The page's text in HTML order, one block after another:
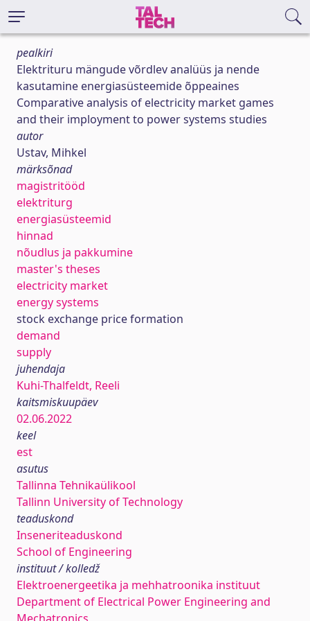
pealkiri
Elektrituru mängude võrdlev analüüs ja nende
kasutamine energiasüsteemide õppeaines
Comparative analysis of electricity market games
and their imployment to power systems studies
autor
Ustav, Mihkel
märksõnad
magistritööd
elektriturg
energiasüsteemid
hinnad
nõudlus ja pakkumine
master's theses
electricity market
energy systems
stock exchange price formation
demand
supply
juhendaja
Kuhi-Thalfeldt, Reeli
kaitsmiskuupäev
02.06.2022
keel
est
asutus
Tallinna Tehnikaülikool
Tallinn University of Technology
teaduskond
Inseneriteaduskond
School of Engineering
instituut / kolledž
Elektroenergeetika ja mehhatroonika instituut
Department of Electrical Power Engineering and